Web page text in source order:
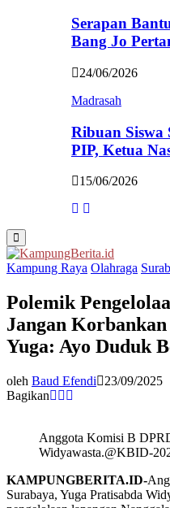
Serapan
Bang Jo
24/06/2026
Madrasah
Ribuan Siswa
PIP, Ketua
15/06/2026
Primary
Menu
Kampung Raya Olahraga
Polemik
Jangan
Yuga: Ayo Duduk
oleh Baud Efendi
23/09/2025
Bagikan
Anggota Komisi B
Widyawasta.@KBID-
KAMPUNGBERITA.ID-
Surabaya, Yuga Pratisabda